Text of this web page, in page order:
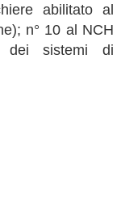
abilitato al
n° 10 al NCH
dei sistemi di